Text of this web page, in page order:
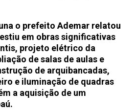
o prefeito Ademar relatou
em obras significativas
projeto elétrico da
de salas de aulas e
de arquibancadas,
e iluminação de quadras
a aquisição de um